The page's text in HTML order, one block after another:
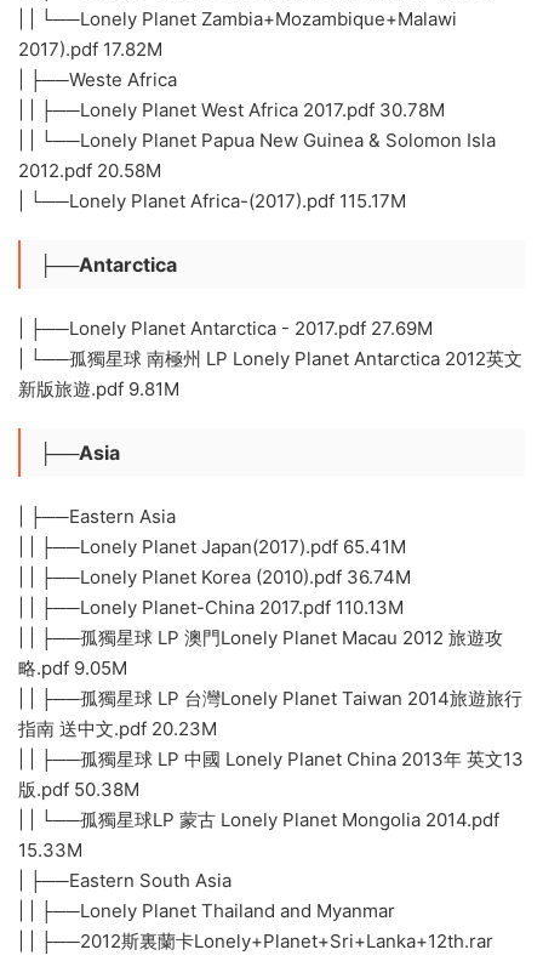
| | └──Lonely Planet Zambia+Mozambique+Malawi
2017).pdf 17.82M
| ├──Weste Africa
| | ├──Lonely Planet West Africa 2017.pdf 30.78M
| | └──Lonely Planet Papua New Guinea & Solomon Isla
2012.pdf 20.58M
| └──Lonely Planet Africa-(2017).pdf 115.17M
├──Antarctica
| ├──Lonely Planet Antarctica - 2017.pdf 27.69M
| └──孤獨星球 南極州 LP Lonely Planet Antarctica 2012英文
新版旅遊.pdf 9.81M
├──Asia
| ├──Eastern Asia
| | ├──Lonely Planet Japan(2017).pdf 65.41M
| | ├──Lonely Planet Korea (2010).pdf 36.74M
| | ├──Lonely Planet-China 2017.pdf 110.13M
| | ├──孤獨星球 LP 澳門Lonely Planet Macau 2012 旅遊攻
略.pdf 9.05M
| | ├──孤獨星球 LP 台灣Lonely Planet Taiwan 2014旅遊旅行
指南 送中文.pdf 20.23M
| | ├──孤獨星球 LP 中國 Lonely Planet China 2013年 英文13
版.pdf 50.38M
| | └──孤獨星球LP 蒙古 Lonely Planet Mongolia 2014.pdf
15.33M
| ├──Eastern South Asia
| | ├──Lonely Planet Thailand and Myanmar
| | ├──2012斯裏蘭卡Lonely+Planet+Sri+Lanka+12th.rar